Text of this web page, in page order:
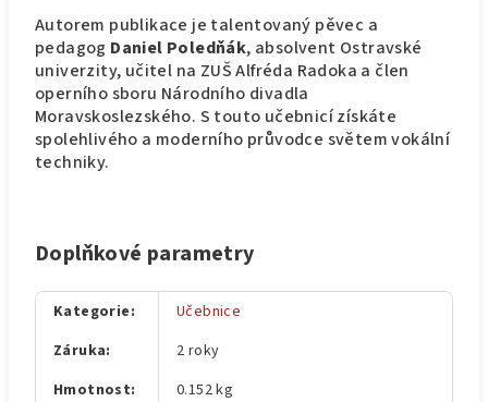
Autorem publikace je talentovaný pěvec a
pedagog Daniel Poledňák, absolvent Ostravské
univerzity, učitel na ZUŠ Alfréda Radoka a člen
operního sboru Národního divadla
Moravskoslezského. S touto učebnicí získáte
spolehlivého a moderního průvodce světem vokální
techniky.
Doplňkové parametry
Kategorie:
Učebnice
Záruka:
2 roky
Hmotnost:
0.152 kg